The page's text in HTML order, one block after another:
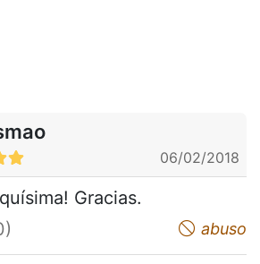
06/02/2018
Gracias.
not appreciate abuso